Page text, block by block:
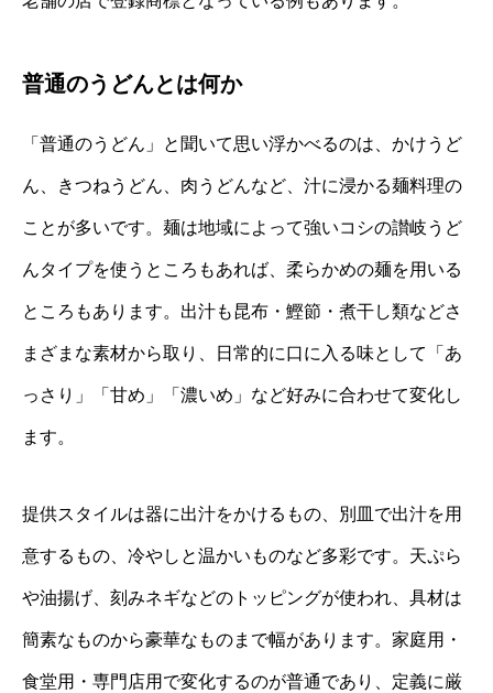
普通のうどんとは何か
「普通のうどん」と聞いて思い浮かべるのは、かけうど
ん、きつねうどん、肉うどんなど、汁に浸かる麺料理の
ことが多いです。麺は地域によって強いコシの讃岐うど
んタイプを使うところもあれば、柔らかめの麺を用いる
ところもあります。出汁も昆布・鰹節・煮干し類などさ
まざまな素材から取り、日常的に口に入る味として「あ
っさり」「甘め」「濃いめ」など好みに合わせて変化し
ます。
提供スタイルは器に出汁をかけるもの、別皿で出汁を用
意するもの、冷やしと温かいものなど多彩です。天ぷら
や油揚げ、刻みネギなどのトッピングが使われ、具材は
簡素なものから豪華なものまで幅があります。家庭用・
食堂用・専門店用で変化するのが普通であり、定義に厳